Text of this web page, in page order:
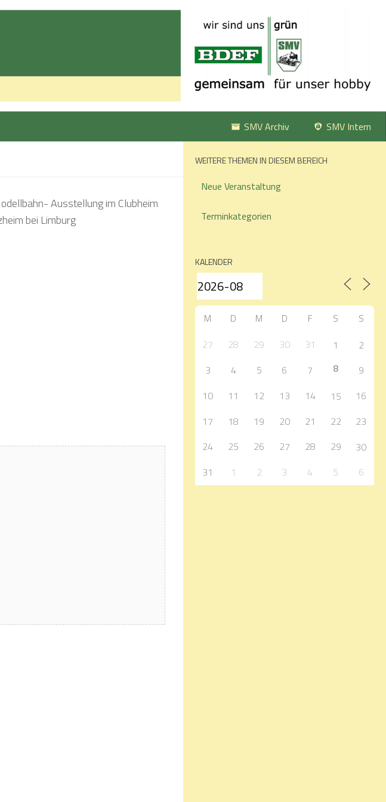
SMV Intern
SMV Archiv
WEITERE THEMEN IN DIESEM BEREICH
Neue Veranstaltung
Terminkategorien
KALENDER
M D M D F S S
27 28 29 30 31 1
2
3
4 5 6 7 8
9
10
11 12 13 14 15
16
17
18 19 20 21 22
23
24
25 26 27 28 29
30
31
1 2 3 4 5 6